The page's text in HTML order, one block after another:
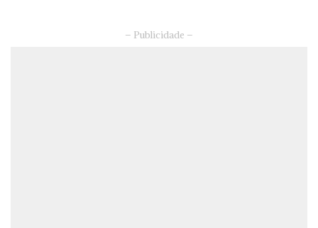
– Publicidade –